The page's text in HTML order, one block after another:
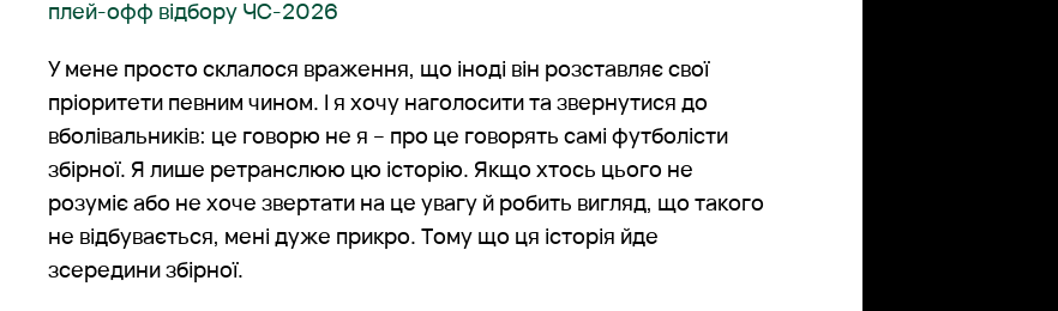
плей-офф відбору ЧС-2026
У мене просто склалося враження, що іноді він розставляє свої
пріоритети певним чином. І я хочу наголосити та звернутися до
вболівальників: це говорю не я – про це говорять самі футболісти
збірної. Я лише ретранслюю цю історію. Якщо хтось цього не
розуміє або не хоче звертати на це увагу й робить вигляд, що такого
не відбувається, мені дуже прикро. Тому що ця історія йде
зсередини збірної.